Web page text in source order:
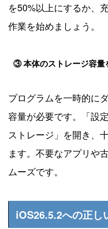
を50%以上にするか、
作業を始めましょう。
③ 本体のストレージ容量
プログラムを一時的に
容量が必要です。「設
ストレージ」を開き、
ます。不要なアプリや
ムーズです。
iOS26.5.2への正し